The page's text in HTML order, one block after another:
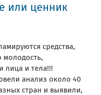
или ценник
средства,
лица и тела!!!
анализ около 40
стран и выявили,